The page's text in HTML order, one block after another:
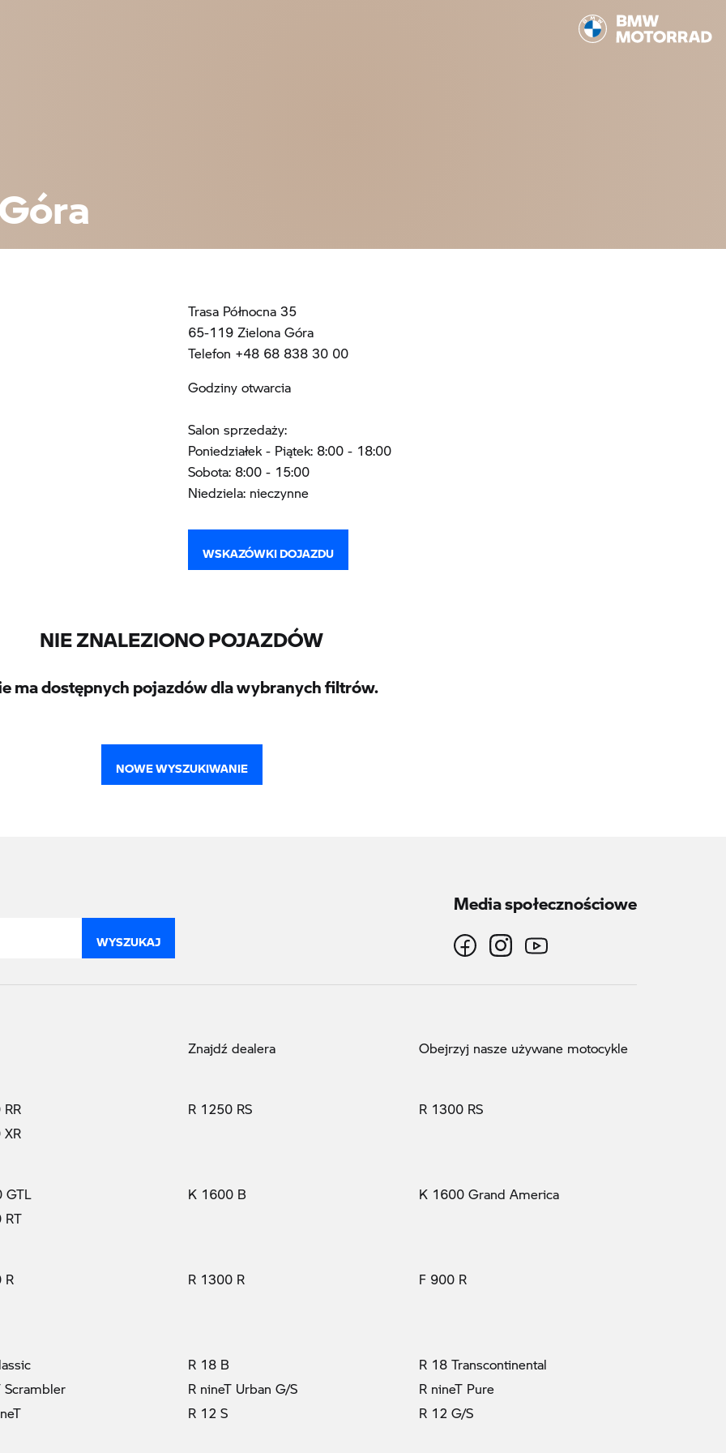
Trasa Północna 35
65-119 Zielona Góra
Telefon +48 68 838 30 00
Godziny otwarcia
Salon sprzedaży:
Poniedziałek - Piątek: 8:00 - 18:00
Sobota: 8:00 - 15:00
Niedziela: nieczynne
WSKAZÓWKI DOJAZDU
NIE ZNALEZIONO POJAZDÓW
ma dostępnych pojazdów dla wybranych filtrów.
NOWE WYSZUKIWANIE
WYSZUKAJ
Media społecznościowe
Znajdź dealera Obejrzyj nasze używane motocykle
R 1250 RS
R 1300 RS
GTL K 1600 B
K 1600 Grand America
RT
R R 1300 R F 900 R
R 18 B
R 18 Transcontinental
Scrambler
R nineT Urban G/S
R nineT Pure
R 12 S R 12 G/S